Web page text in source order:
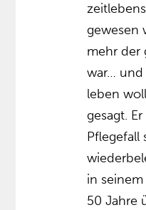
gewesen
mehr der
war… und
leben
gesagt.
Pflegefall
in
50 Jahre